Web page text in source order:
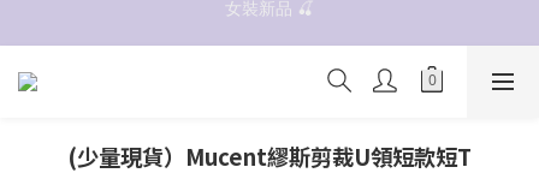
抗UV 50+防曬外套 $299🧊🧊
✨OWALA多款任選✨  點我看全部
抗UV 50+防曬外套 $299🧊🧊
(少量現貨）Mucent繆斯剪裁U領短款短T